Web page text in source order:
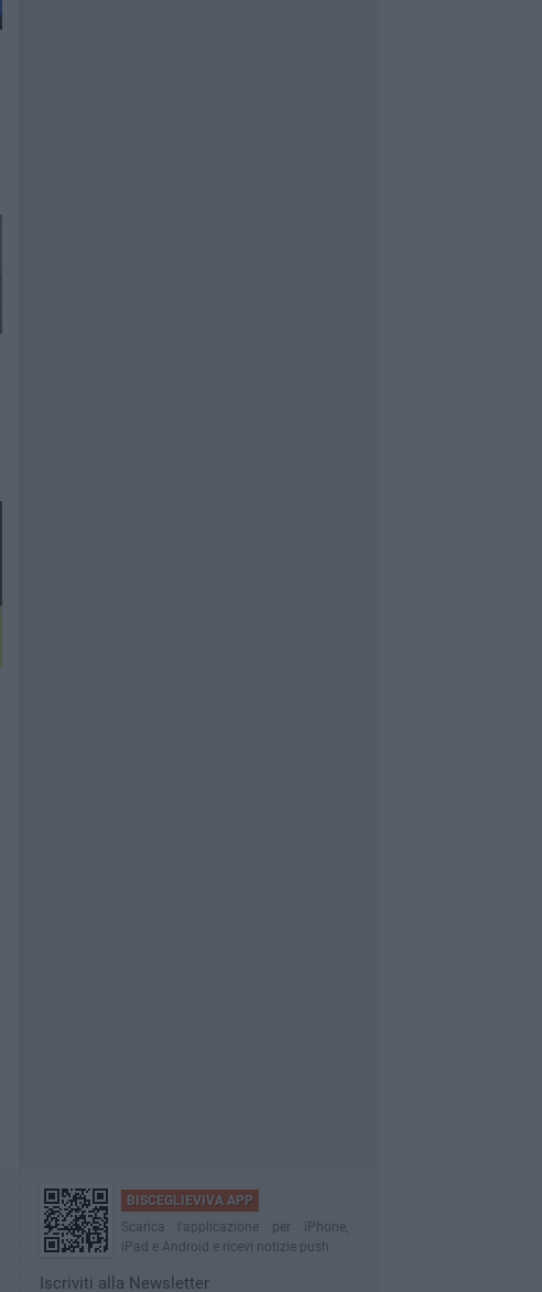
BISCEGLIEVIVA APP
Scarica l'applicazione per iPhone,
iPad e Android e ricevi notizie push
Iscriviti alla Newsletter